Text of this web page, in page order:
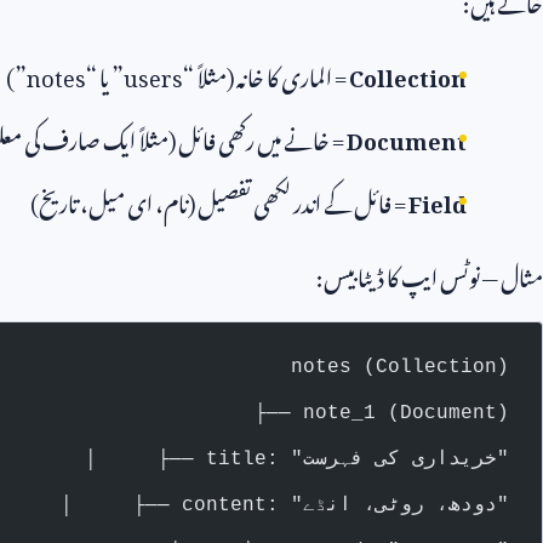
Collection= الماری کا خانہ (مثلاً “users” یا “notes
”)
Document= خانے میں رکھی فائل (مثلاً ایک صارف کی
Field= فائل کے اندر لکھی تفصیل (نام، ای میل، تاریخ)
مثال — نوٹس ایپ کا ڈیٹابیس:
notes (Collection)
  ├── note_1 (Document)
  │     ├── title: "خریداری کی فہرست"
  │     ├── content: "دودھ، روٹی، انڈے"